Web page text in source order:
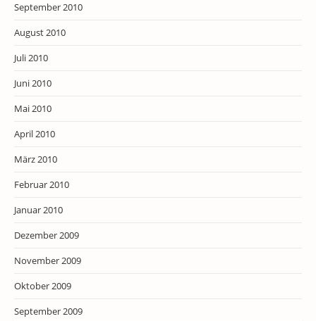
September 2010
August 2010
Juli 2010
Juni 2010
Mai 2010
April 2010
März 2010
Februar 2010
Januar 2010
Dezember 2009
November 2009
Oktober 2009
September 2009